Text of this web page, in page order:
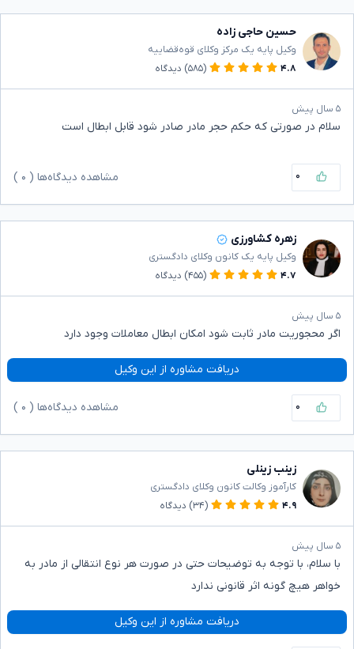
حسین حاجی زاده
وکیل پایه یک مرکز وکلای قوه‌قضاییه
۴.۸
(۵۸۵) دیدگاه
۵ سال پیش
سلام در صورتی که حکم حجر مادر صادر شود قابل ابطال است
۰ مشاهده دیدگاه‌ها ( ۰
زهره کشاورزی
وکیل پایه یک کانون وکلای دادگستری
۴.۷
(۴۵۵) دیدگاه
۵ سال پیش
اگر محجوریت مادر ثابت شود امکان ابطال معاملات وجود دارد
دریافت مشاوره از این وکیل
۰ مشاهده دیدگاه‌ها ( ۰
زینب زینلی
کارآموز وکالت کانون وکلای دادگستری
۴.۹
(۳۴) دیدگاه
۵ سال پیش
با سلام، با توجه به توضیحات حتی در صورت هر نوع انتقالی از مادر به
خواهر هیچ گونه اثر قانونی ندارد
دریافت مشاوره از این وکیل